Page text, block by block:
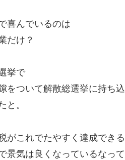
喜んでいるのは
だけ？
挙で
をついて解散総選挙に持ち
と。
がこれでたやすく達成でき
景気は良くなっているなっ